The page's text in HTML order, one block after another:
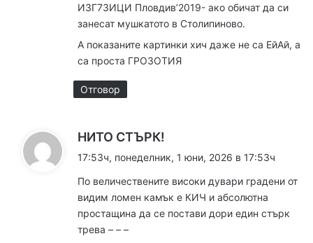
ИЗГ7ЗИЦИ Пловдив’2019- ако обичат да си
занесат мушкатото в Столипиново.
А показаните картинки хич даже не са ЕйАй, а
са проста ГРОЗОТИЯ
Отговор
НИТО СТЪРК!
а
:
17:53ч, понеделник, 1 юни, 2026 в 17:53ч
По величествените високи дувари градени от
видим ломен камък е КИЧ и абсолютна
простащина да се постави дори един стърк
трева – – –